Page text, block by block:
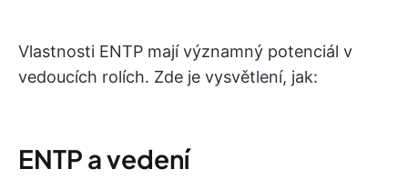
Vlastnosti ENTP mají významný potenciál v
vedoucích rolích. Zde je vysvětlení, jak:
ENTP a vedení